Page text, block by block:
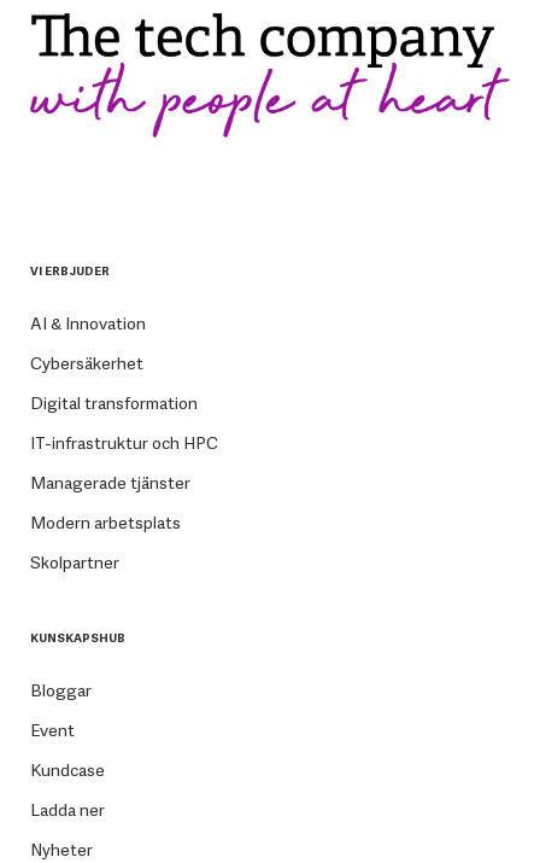
VI ERBJUDER
AI & Innovation
Cybersäkerhet
Digital transformation
IT-infrastruktur och HPC
Managerade tjänster
Modern arbetsplats
Skolpartner
KUNSKAPSHUB
Bloggar
Event
Kundcase
Ladda ner
Nyheter